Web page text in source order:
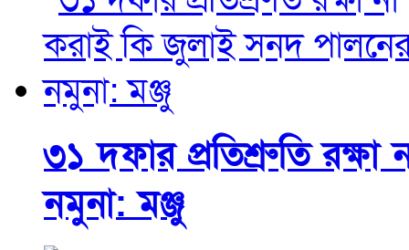
৩১ দফার প্রতিশ্রুতি
নমুনা: মঞ্জু